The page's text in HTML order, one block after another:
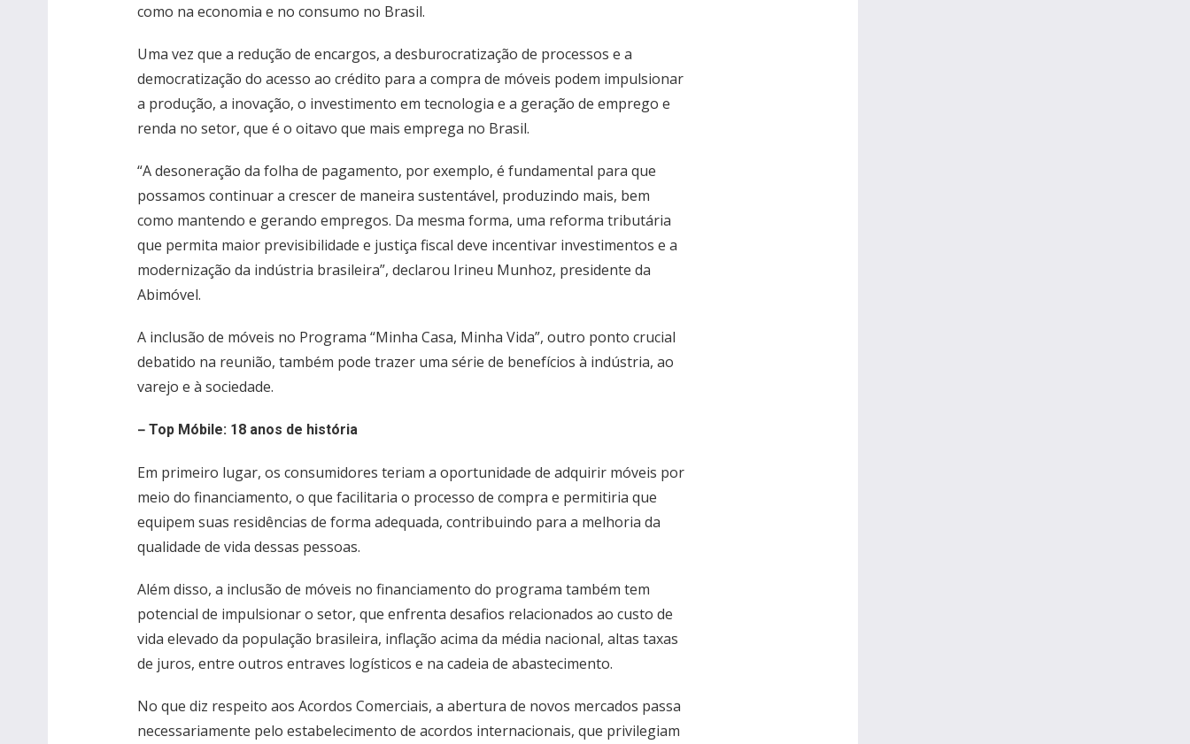
como na economia e no consumo no Brasil.
Uma vez que a redução de encargos, a desburocratização de processos e a
democratização do acesso ao crédito para a compra de móveis podem impulsionar
a produção, a inovação, o investimento em tecnologia e a geração de emprego e
renda no setor, que é o oitavo que mais emprega no Brasil.
“A desoneração da folha de pagamento, por exemplo, é fundamental para que
possamos continuar a crescer de maneira sustentável, produzindo mais, bem
como mantendo e gerando empregos. Da mesma forma, uma reforma tributária
que permita maior previsibilidade e justiça fiscal deve incentivar investimentos e a
modernização da indústria brasileira”, declarou Irineu Munhoz, presidente da
Abimóvel.
A inclusão de móveis no Programa “Minha Casa, Minha Vida”, outro ponto crucial
debatido na reunião, também pode trazer uma série de benefícios à indústria, ao
varejo e à sociedade.
– Top Móbile: 18 anos de história
Em primeiro lugar, os consumidores teriam a oportunidade de adquirir móveis por
meio do financiamento, o que facilitaria o processo de compra e permitiria que
equipem suas residências de forma adequada, contribuindo para a melhoria da
qualidade de vida dessas pessoas.
Além disso, a inclusão de móveis no financiamento do programa também tem
potencial de impulsionar o setor, que enfrenta desafios relacionados ao custo de
vida elevado da população brasileira, inflação acima da média nacional, altas taxas
de juros, entre outros entraves logísticos e na cadeia de abastecimento.
No que diz respeito aos Acordos Comerciais, a abertura de novos mercados passa
necessariamente pelo estabelecimento de acordos internacionais, que privilegiam